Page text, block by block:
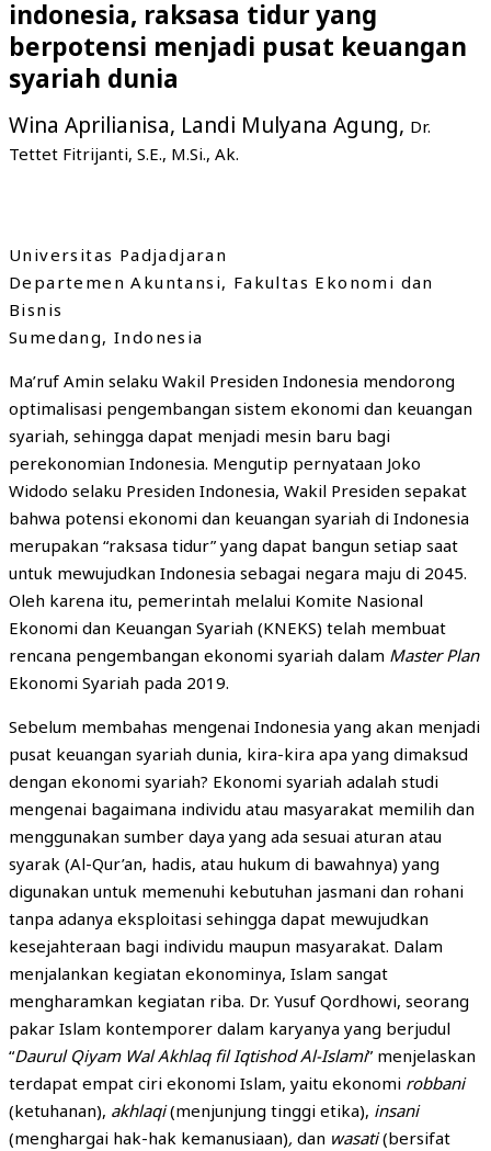
indonesia, raksasa tidur yang
berpotensi menjadi pusat keuangan
syariah dunia
Wina Aprilianisa, Landi Mulyana Agung, Dr.
Tettet Fitrijanti, S.E., M.Si., Ak.
Universitas Padjadjaran
Departemen Akuntansi, Fakultas Ekonomi dan
Bisnis
Sumedang, Indonesia
Ma’ruf Amin selaku Wakil Presiden Indonesia mendorong
optimalisasi pengembangan sistem ekonomi dan keuangan
syariah, sehingga dapat menjadi mesin baru bagi
perekonomian Indonesia. Mengutip pernyataan Joko
Widodo selaku Presiden Indonesia, Wakil Presiden sepakat
bahwa potensi ekonomi dan keuangan syariah di Indonesia
merupakan “raksasa tidur” yang dapat bangun setiap saat
untuk mewujudkan Indonesia sebagai negara maju di 2045.
Oleh karena itu, pemerintah melalui Komite Nasional
Ekonomi dan Keuangan Syariah (KNEKS) telah membuat
rencana pengembangan ekonomi syariah dalam Master Plan
Ekonomi Syariah pada 2019.
Sebelum membahas mengenai Indonesia yang akan menjadi
pusat keuangan syariah dunia, kira-kira apa yang dimaksud
dengan ekonomi syariah? Ekonomi syariah adalah studi
mengenai bagaimana individu atau masyarakat memilih dan
menggunakan sumber daya yang ada sesuai aturan atau
syarak (Al-Qur’an, hadis, atau hukum di bawahnya) yang
digunakan untuk memenuhi kebutuhan jasmani dan rohani
tanpa adanya eksploitasi sehingga dapat mewujudkan
kesejahteraan bagi individu maupun masyarakat. Dalam
menjalankan kegiatan ekonominya, Islam sangat
mengharamkan kegiatan riba. Dr. Yusuf Qordhowi, seorang
pakar Islam kontemporer dalam karyanya yang berjudul
“Daurul Qiyam Wal Akhlaq fil Iqtishod Al-Islami” menjelaskan
terdapat empat ciri ekonomi Islam, yaitu ekonomi robbani
(ketuhanan), akhlaqi(menjunjung tinggi etika), insani
(menghargai hak-hak kemanusiaan), dan wasati(bersifat